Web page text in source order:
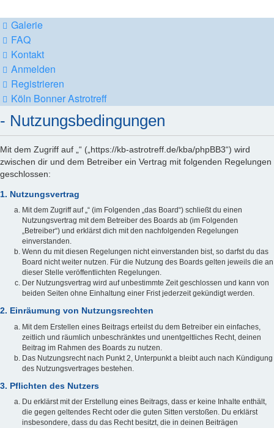
Galerie
FAQ
Kontakt
Anmelden
Registrieren
Köln Bonner Astrotreff
- Nutzungsbedingungen
Mit dem Zugriff auf „“ („https://kb-astrotreff.de/kba/phpBB3“) wird
zwischen dir und dem Betreiber ein Vertrag mit folgenden Regelungen
geschlossen:
1. Nutzungsvertrag
Mit dem Zugriff auf „“ (im Folgenden „das Board“) schließt du einen
Nutzungsvertrag mit dem Betreiber des Boards ab (im Folgenden
„Betreiber“) und erklärst dich mit den nachfolgenden Regelungen
einverstanden.
Wenn du mit diesen Regelungen nicht einverstanden bist, so darfst du das
Board nicht weiter nutzen. Für die Nutzung des Boards gelten jeweils die an
dieser Stelle veröffentlichten Regelungen.
Der Nutzungsvertrag wird auf unbestimmte Zeit geschlossen und kann von
beiden Seiten ohne Einhaltung einer Frist jederzeit gekündigt werden.
2. Einräumung von Nutzungsrechten
Mit dem Erstellen eines Beitrags erteilst du dem Betreiber ein einfaches,
zeitlich und räumlich unbeschränktes und unentgeltliches Recht, deinen
Beitrag im Rahmen des Boards zu nutzen.
Das Nutzungsrecht nach Punkt 2, Unterpunkt a bleibt auch nach Kündigung
des Nutzungsvertrages bestehen.
3. Pflichten des Nutzers
Du erklärst mit der Erstellung eines Beitrags, dass er keine Inhalte enthält,
die gegen geltendes Recht oder die guten Sitten verstoßen. Du erklärst
insbesondere, dass du das Recht besitzt, die in deinen Beiträgen